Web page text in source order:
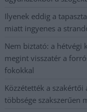
Ilyenek eddig a
miatt ingyenes a
Nem biztató: a hétvégi
megint visszatér a
fokokkal
Közzétették a
többsége szakszerűen